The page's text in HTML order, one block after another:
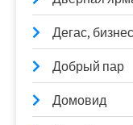
Дегас,
Добрый пар
Домовид